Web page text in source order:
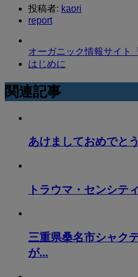
投稿者: kaori
report
オーガニック情報サイト
はじめに
関連記事
あけましておめでと
トラウマ・センシテ
三重県桑名市シャク
が...